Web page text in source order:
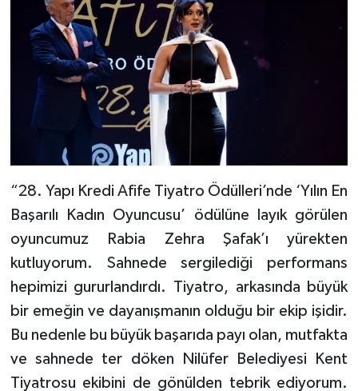
“28. Yapı Kredi Afife Tiyatro Ödülleri’nde ‘Yılın En
Başarılı Kadın Oyuncusu’ ödülüne layık görülen
oyuncumuz Rabia Zehra Şafak’ı yürekten
kutluyorum. Sahnede sergilediği performans
hepimizi gururlandırdı. Tiyatro, arkasında büyük
bir emeğin ve dayanışmanın olduğu bir ekip işidir.
Bu nedenle bu büyük başarıda payı olan, mutfakta
ve sahnede ter döken Nilüfer Belediyesi Kent
Tiyatrosu ekibini de gönülden tebrik ediyorum.